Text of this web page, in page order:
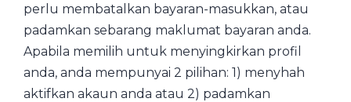
perlu membatalkan bayaran-masukkan, atau
padamkan sebarang maklumat bayaran anda.
Apabila memilih untuk menyingkirkan profil
anda, anda mempunyai 2 pilihan: 1) menyhah
aktifkan akaun anda atau 2) padamkan